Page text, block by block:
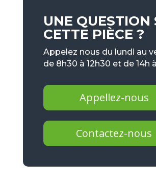
UNE QUESTION
CETTE PIÈCE ?
Appelez nous du lundi au
de 8h30 à 12h30 et de 14h
Appellez-nous
Contactez-nous